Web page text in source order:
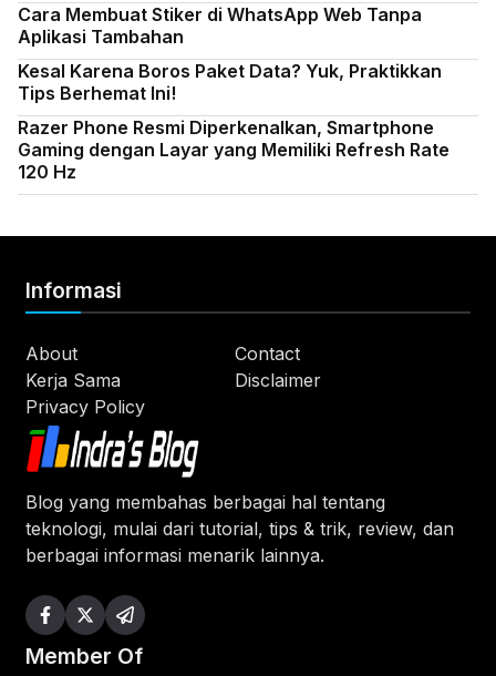
Cara Membuat Stiker di WhatsApp Web Tanpa
Aplikasi Tambahan
Kesal Karena Boros Paket Data? Yuk, Praktikkan
Tips Berhemat Ini!
Razer Phone Resmi Diperkenalkan, Smartphone
Gaming dengan Layar yang Memiliki Refresh Rate
120 Hz
Blog yang membahas berbagai hal tentang
teknologi, mulai dari tutorial, tips & trik, review, dan
berbagai informasi menarik lainnya.
Informasi
About
Contact
Kerja Sama
Disclaimer
Privacy Policy
Member Of